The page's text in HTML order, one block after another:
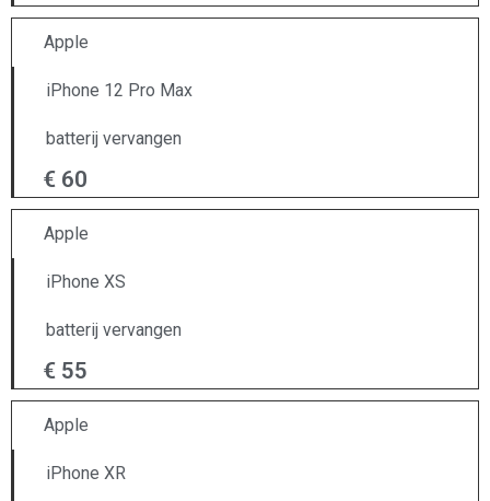
Apple
iPhone 12 Pro Max
batterij vervangen
€ 60
Apple
iPhone XS
batterij vervangen
€ 55
Apple
iPhone XR